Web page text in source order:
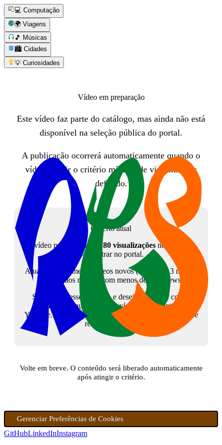
💻 Computação
🌍 Viagens
🎵 Músicas
🏙️ Cidades
💡 Curiosidades
Vídeo em preparação
Este vídeo faz parte do catálogo, mas ainda não está
disponível na seleção pública do portal.
A publicação ocorrerá automaticamente quando o
vídeo atingir o critério mínimo de visualizações
definido.
Critério atual
O vídeo precisa atingir
180 visualizações no YouTube
para entrar no portal.
Atualmente, somente vídeos novos (menos de 3 meses)
são listados mesmo com menos de 180 views.
Se tem interesse no tema, e deseja colaborar com o
canal, peço que assista ao vídeo diretamente no
Youtube. Isso sinalizará para a plataforma que o vídeo é
relevante. Grato!
Volte em breve. O conteúdo será liberado automaticamente
após atingir o critério.
Gerenciar Preferências de Cookies
GitHubLinkedInInstagram